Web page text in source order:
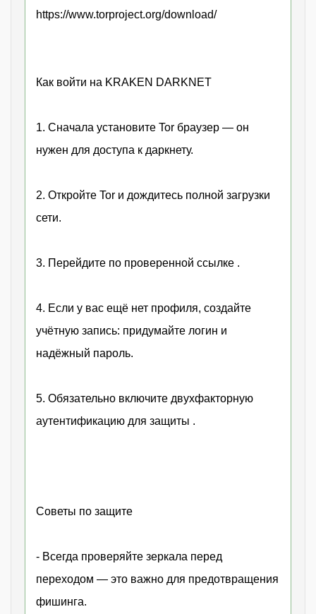
https://www.torproject.org/download/
Как войти на KRAKEN DARKNET
1. Сначала установите Tor браузер — он
нужен для доступа к даркнету.
2. Откройте Tor и дождитесь полной загрузки
сети.
3. Перейдите по проверенной ссылке .
4. Если у вас ещё нет профиля, создайте
учётную запись: придумайте логин и
надёжный пароль.
5. Обязательно включите двухфакторную
аутентификацию для защиты .
Советы по защите
- Всегда проверяйте зеркала перед
переходом — это важно для предотвращения
фишинга.